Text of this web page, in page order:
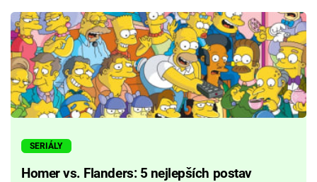
SERIÁLY
Homer vs. Flanders: 5 nejlepších postav